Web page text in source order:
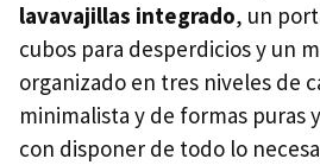
lavavajillas integrado, un
cubos para desperdicios y un
organizado en tres niveles de
minimalista y de formas puras
con disponer de todo lo